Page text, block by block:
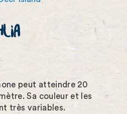
m
a
peut atteindre 20
Sa couleur et les
très variables.